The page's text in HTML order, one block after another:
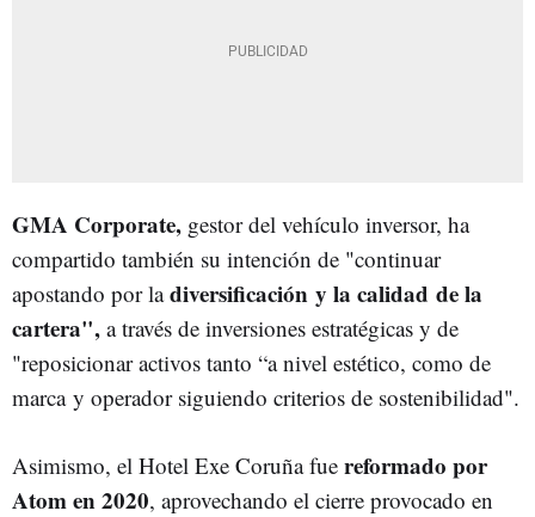
GMA Corporate, gestor del vehículo inversor, ha
compartido también su intención de "continuar
apostando por ladiversificación y la calidad de la
cartera", a través de inversiones estratégicas y de
"reposicionar activos tanto “a nivel estético, como de
marca y operador siguiendo criterios de sostenibilidad".
Asimismo, el Hotel Exe Coruña fue reformado por
Atom en 2020, aprovechando el cierre provocado en